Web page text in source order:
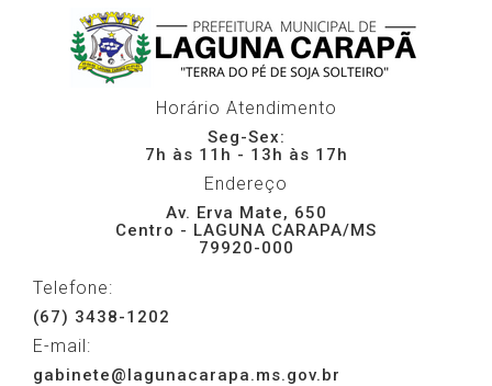
Horário Atendimento
Seg-Sex:
7h às 11h - 13h às 17h
Endereço
Av. Erva Mate, 650
Centro - LAGUNA CARAPA/MS
79920-000
Telefone:
(67) 3438-1202
E-mail:
gabinete@lagunacarapa.ms.gov.br